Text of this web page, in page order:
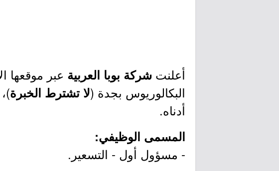
أعلنت شركة بوبا العربية عبر موقعها
البكالوريوس بجدة (لا تشترط الخبرة
أدناه.
المسمى الوظيفي:
- مسؤول أول - التسعير.